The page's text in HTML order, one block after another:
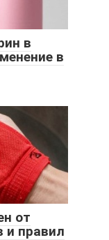
в
в
от
и правил